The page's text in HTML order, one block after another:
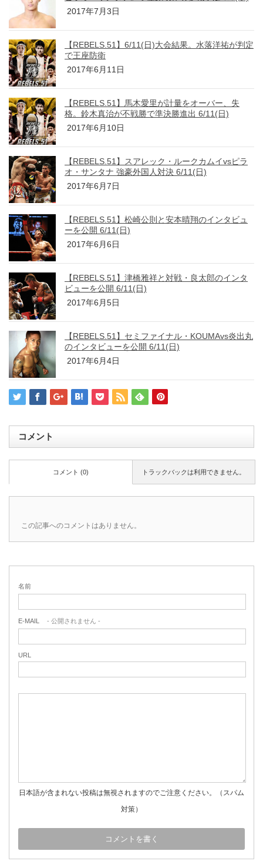
2017年7月3日
【REBELS.51】6/11(日)大会結果。水落洋祐が判定
で王座防衛
2017年6月11日
【REBELS.51】馬木愛里が計量をオーバー、失
格。鈴木真治が不戦勝で準決勝進出 6/11(日)
2017年6月10日
【REBELS.51】スアレック・ルークカムイvsピラ
オ・サンタナ 強豪外国人対決 6/11(日)
2017年6月7日
【REBELS.51】松崎公則と安本晴翔のインタビュ
ーを公開 6/11(日)
2017年6月6日
【REBELS.51】津橋雅祥と対戦・良太郎のインタ
ビューを公開 6/11(日)
2017年6月5日
【REBELS.51】セミファイナル・KOUMAvs炎出丸
のインタビューを公開 6/11(日)
2017年6月4日
コメント
トラックバックは利用できません。
コメント (0)
この記事へのコメントはありません。
名前
E-MAIL - 公開されません -
URL
日本語が含まれない投稿は無視されますのでご注意ください。（スパム
対策）